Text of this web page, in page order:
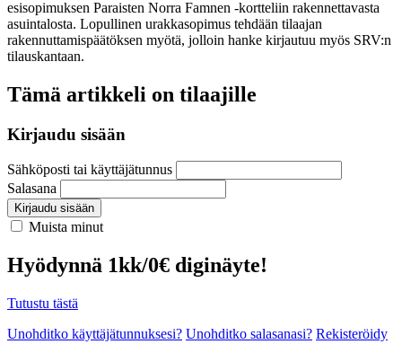
esisopimuksen Paraisten Norra Famnen -kortteliin rakennettavasta
asuintalosta. Lopullinen urakkasopimus tehdään tilaajan
rakennuttamispäätöksen myötä, jolloin hanke kirjautuu myös SRV:n
tilauskantaan.
Tämä artikkeli on tilaajille
Kirjaudu sisään
Sähköposti tai käyttäjätunnus
Salasana
Kirjaudu sisään
Muista minut
Hyödynnä 1kk/0€ diginäyte!
Tutustu tästä
Unohditko käyttäjätunnuksesi? Unohditko salasanasi? Rekisteröidy